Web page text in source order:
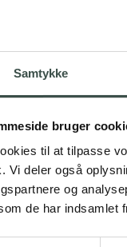
Samtykke
bruger
til at tilpasse
Vi deler også
og
de har indsamlet